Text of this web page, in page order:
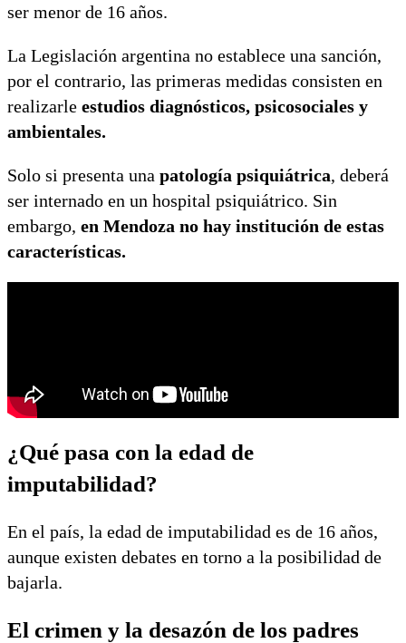
ser menor de 16 años.
La Legislación argentina no establece una sanción,
por el contrario, las primeras medidas consisten en
realizarle estudios diagnósticos, psicosociales y
ambientales.
Solo si presenta una patología psiquiátrica, deberá
ser internado en un hospital psiquiátrico. Sin
embargo, en Mendoza no hay institución de estas
características.
¿Qué pasa con la edad de
imputabilidad?
En el país, la edad de imputabilidad es de 16 años,
aunque existen debates en torno a la posibilidad de
bajarla.
El crimen y la desazón de los padres